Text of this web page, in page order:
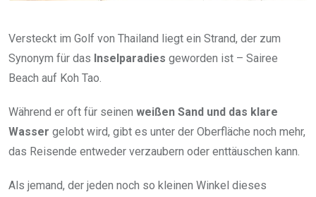
Versteckt im Golf von Thailand liegt ein Strand, der zum
Synonym für das Inselparadies geworden ist – Sairee
Beach auf Koh Tao.
Während er oft für seinen weißen Sand und das klare
Wasser gelobt wird, gibt es unter der Oberfläche noch mehr,
das Reisende entweder verzaubern oder enttäuschen kann.
Als jemand, der jeden noch so kleinen Winkel dieses